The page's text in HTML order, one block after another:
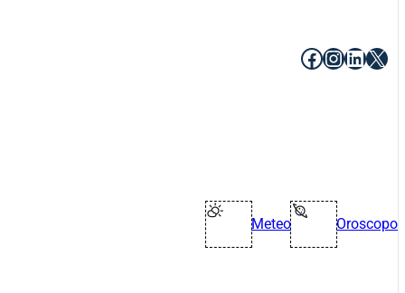
Facebook
X
Meteo Oroscopo